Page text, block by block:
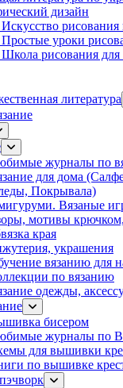
дизайн
уроки
рисования
литература
журналы по
для дома
Покрывала)
Вязаные
мотивы
края
украшения
вязанию для
по вязанию
одежды,
бисером
журналы по
для вышивки
по вышивке